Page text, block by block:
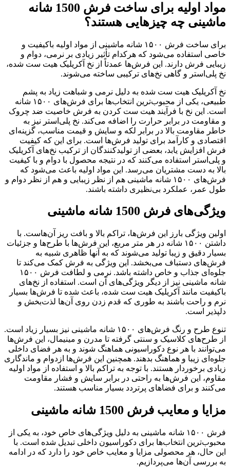
مواد اولیه برای ساخت فرش 1500 شانه
ماشینی چه چیزهایی هستند؟
برای ساخت فرش ۱۵۰۰ شانه ماشینی از مواد اولیه باکیفیت و
خاصی استفاده می‌شود که هرکدام تأثیر زیادی بر نرمی، دوام و
زیبایی فرش دارند. این فرش‌ها عمدتاً از نخ آکریلیک هیت ست شده،
نخ پلی‌استر و گاهی نخ‌های ترکیبی ساخته می‌شوند.
نخ آکریلیک هیت ست شده به دلیل نرمی و شباهت زیاد به پشم
طبیعی، یکی از محبوب‌ترین انتخاب‌ها برای فرش‌های ۱۵۰۰ شانه
است. این نخ با فرآیند هیت ست کردن به فرش خاصیت ضد چروک
و مقاومت در برابر حرارت را اضافه می‌کند. نخ پلی‌استر نیز به
خاطر مقاومت بالا در برابر لکه و سایش و قیمت مناسب، گزینه‌ای
اقتصادی و کارآمد برای تولید فرش‌ها است. برای این که کیفیت
فرش افزایش یابد، بعضی از تولیدکنندگان از ترکیب نخ‌های آکریلیک
و پلی‌استر استفاده می‌کنند که در نتیجه محصول با دوام و با کیفیت
بالا به دست مشتریان می‌رسد. این مواد اولیه باعث می‌شود که
فرش‌های ۱۵۰۰ شانه ماشینی هم از نظر زیبایی و هم از نظر دوام و
طول عمر، عملکرد بی‌نظیری داشته باشند.
ویژگی‌های فرش 1500 شانه ماشینی
اولین ویژگی بارز این فرش‌ها، تراکم بالا و بافت ریز آن‌هاست. با
داشتن ۱۵۰۰ شانه در هر متر مربع، این فرش‌ها با طرح‌ها و جزئیات
بسیار دقیق و زیبا تولید می‌شوند که به آنها ظاهری شبیه به
فرش‌های دستباف می‌بخشد. این ویژگی به فرش کمک می‌کند تا
جلوه‌ای جذاب و خاص داشته باشد. نرمی و لطافت فرش ۱۵۰۰
شانه ماشینی نیز از دیگر ویژگی‌های آن است. استفاده از نخ‌های
باکیفیت مانند آکریلیک هیت ست شده، باعث شده تا فرش‌ها بسیار
نرم و راحت باشند به طوری که قدم زدن روی آن‌ها لذت‌بخش و
دلپذیر است.
تنوع طرح و رنگ فرش‌های ۱۵۰۰ شانه ماشینی نیز بسیار زیاد است.
از طرح‌های کلاسیک و سنتی گرفته تا مدرن و مینیمال، این فرش‌ها
می‌توانند با هر نوع دکوراسیونی هماهنگ شوند و به هر فضای داخلی
جلوه‌ای زیبا و هماهنگ بدهند. همچنین این فرش‌ها ازدوام و ماندگاری
زیادی برخوردار هستند. با توجه به تراکم بالا و استفاده از مواد اولیه
مقاوم، این فرش‌ها به راحتی در برابر سایش و فشار مقاومت
می‌کنند و برای فضاهای پرتردد بسیار مناسب هستند.
مزایا و معایب فرش‌ 1500 شانه ماشینی
فرش ۱۵۰۰ شانه ماشینی به دلیل ویژگی‌های خاص خود، به یکی از
محبوب‌ترین انتخاب‌ها برای دکوراسیون داخلی تبدیل شده است. با
این حال، هر محصولی مزایا و معایب خاص خود را دارد که در ادامه
به بررسی آن‌ها می‌پردازیم.